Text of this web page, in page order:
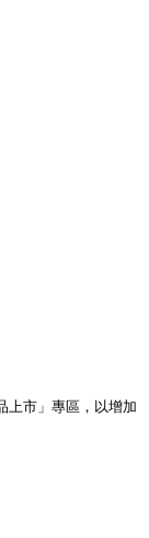
上市 」專區，以增加